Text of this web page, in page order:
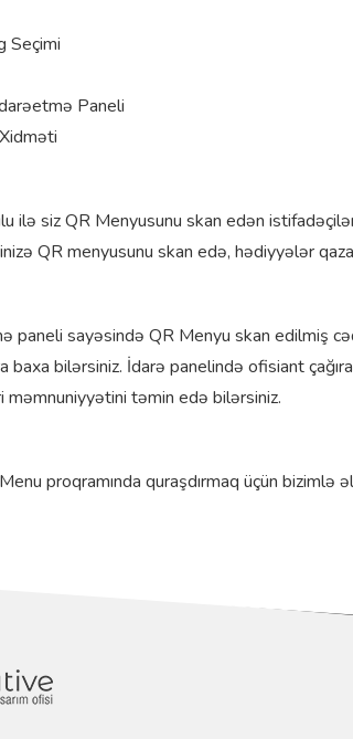
Seçimi
Paneli
ilə siz QR Menyusunu skan edən
QR menyusunu skan edə, hədiyyələr
paneli sayəsində QR Menyu skan edilmiş
baxa bilərsiniz. İdarə panelində ofisiant
təmin edə bilərsiniz.
proqramında quraşdırmaq üçün bizimlə